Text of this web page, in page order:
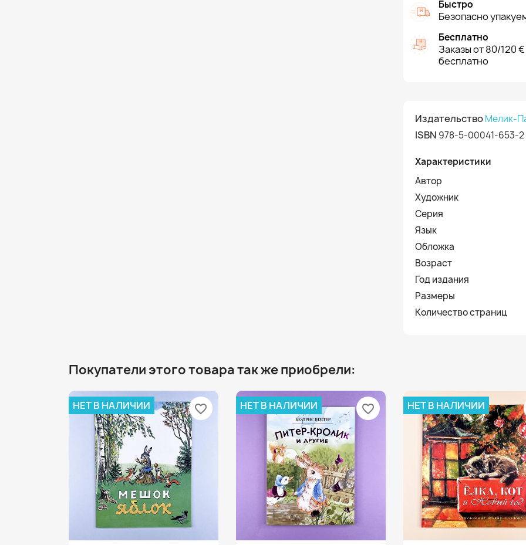
Быстро
Безопасно
Бесплатно
Заказы от 80/120
бесплатно
ИздательствоМелик-
ISBN 978-5-00041-653-2
Характеристики
Автор
Художник
Серия
Язык
Обложка
Возраст
Год издания
Размеры
Количество страниц
Покупатели этого товара так же приобрели:
НЕТ В НАЛИЧИИ favorite_border НЕТ В НАЛИЧИИ favorite_border НЕТ В НАЛИЧИИ